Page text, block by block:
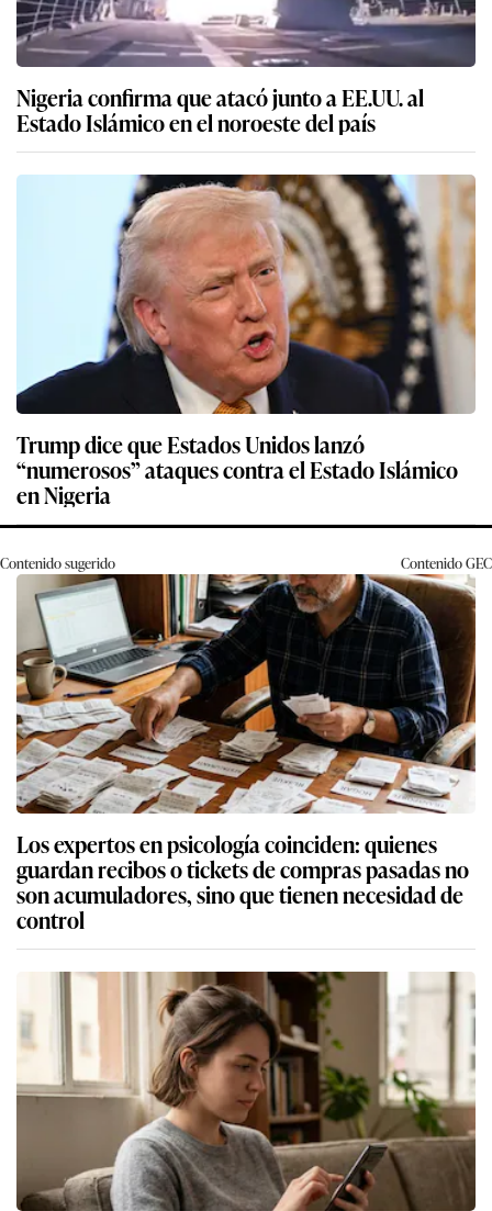
Nigeria confirma que atacó junto a EE.UU. al
Estado Islámico en el noroeste del país
Trump dice que Estados Unidos lanzó
“numerosos” ataques contra el Estado Islámico
en Nigeria
Contenido sugerido ContenidoGEC
Los expertos en psicología coinciden: quienes
guardan recibos o tickets de compras pasadas no
son acumuladores, sino que tienen necesidad de
control